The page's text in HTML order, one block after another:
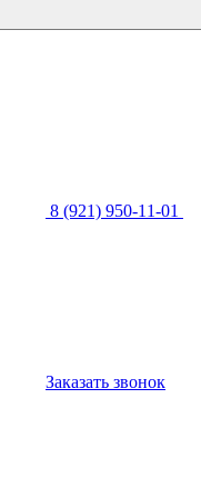
8 (921) 950-11-01
Заказать звонок